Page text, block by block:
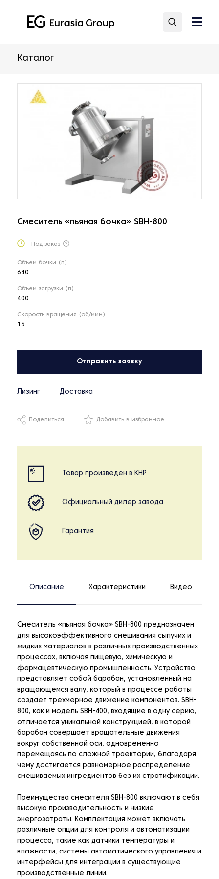
Каталог
Смеситель «пьяная бочка» SBH-800
Под заказ
Объем бочки (л)
640
Объем загрузки (л)
400
Скорость вращения (об/мин)
15
Отправить заявку
Лизинг Доставка
Поделиться Добавить в избранное
Товар произведен в КНР
Официальный дилер завода
Гарантия
Описание Характеристики Видео
Смеситель «пьяная бочка» SBH-800 предназначен
для высокоэффективного смешивания сыпучих и
жидких материалов в различных производственных
процессах, включая пищевую, химическую и
фармацевтическую промышленность. Устройство
представляет собой барабан, установленный на
вращающемся валу, который в процессе работы
создает трехмерное движение компонентов. SBH-
800, как и модель SBH-400, входящие в одну серию,
отличается уникальной конструкцией, в которой
барабан совершает вращательные движения
вокруг собственной оси, одновременно
перемещаясь по сложной траектории, благодаря
чему достигается равномерное распределение
смешиваемых ингредиентов без их стратификации.
Преимущества смесителя SBH-800 включают в себя
высокую производительность и низкие
энергозатраты. Комплектация может включать
различные опции для контроля и автоматизации
процесса, такие как датчики температуры и
влажности, системы автоматического управления и
интерфейсы для интеграции в существующие
производственные линии.